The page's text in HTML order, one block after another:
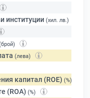
институции (хил. лв.)
(лева)
капитал (ROE) (%)
(ROA) (%)